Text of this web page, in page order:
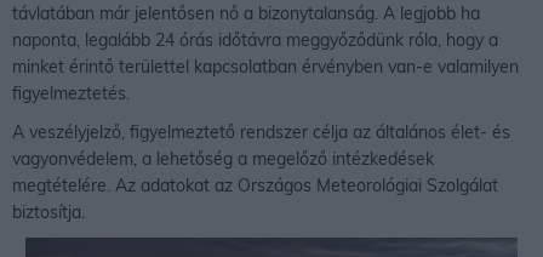
távlatában már jelentősen nő a bizonytalanság. A legjobb ha
naponta, legalább 24 órás időtávra meggyőződünk róla, hogy a
minket érintő területtel kapcsolatban érvényben van-e valamilyen
figyelmeztetés.
A veszélyjelző, figyelmeztető rendszer célja az általános élet- és
vagyonvédelem, a lehetőség a megelőző intézkedések
megtételére. Az adatokat az Országos Meteorológiai Szolgálat
biztosítja.